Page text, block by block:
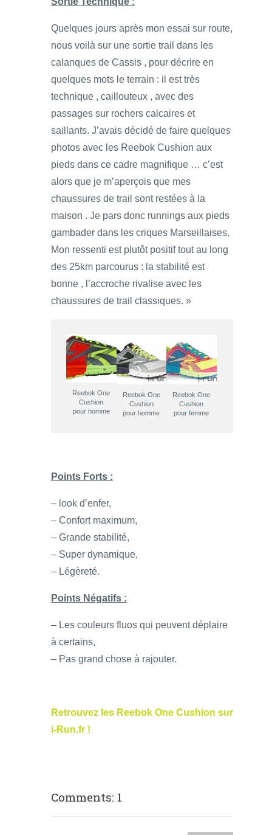
Quelques jours après mon essai sur route,
nous voilà sur une sortie trail dans les
calanques de Cassis , pour décrire en
quelques mots le terrain : il est très
technique , caillouteux , avec des
passages sur rochers calcaires et
saillants. J’avais décidé de faire quelques
photos avec les Reebok Cushion aux
pieds dans ce cadre magnifique … c’est
alors que je m’aperçois que mes
chaussures de trail sont restées à la
maison . Je pars donc runnings aux pieds
gambader dans les criques Marseillaises.
Mon ressenti est plutôt positif tout au long
des 25km parcourus : la stabilité est
bonne , l’accroche rivalise avec les
chaussures de trail classiques. »
Reebok One
Cushion
pour homme
Reebok One
Cushion
pour homme
Reebok One
Cushion
pour femme
Points Forts :
– look d’enfer,
– Confort maximum,
– Grande stabilité,
– Super dynamique,
– Légèreté.
Points Négatifs :
– Les couleurs fluos qui peuvent déplaire
à certains,
– Pas grand chose à rajouter.
Retrouvez les Reebok One Cushion sur
i-Run.fr !
Comments: 1